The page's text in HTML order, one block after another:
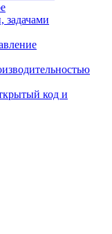
задачами
код и